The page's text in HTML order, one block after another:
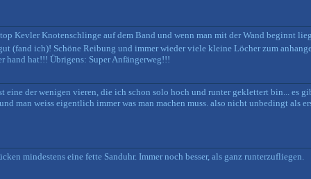
Kevler Knotenschlinge auf dem Band und wenn man mit der Wand beginnt
(fand ich)! Schöne Reibung und immer wieder viele kleine Löcher zum
hand hat!!! Übrigens: Super Anfängerweg!!!
eine der wenigen vieren, die ich schon solo hoch und runter geklettert bin... es
man weiss eigentlich immer was man machen muss. also nicht unbedingt als
mindestens eine fette Sanduhr. Immer noch besser, als ganz runterzufliegen.